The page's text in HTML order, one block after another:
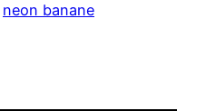
neon banane